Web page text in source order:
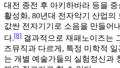
대전 종전 후 아키하바라 등을
활성화, 80년대 전자악기 산업의
값싼 전자기기로 소음을 만들어
다.[8] 결과적으로 재패노이즈는
즈뮤직과 다르게, 특정 미학적
는 개별 예술가들의 실험정신과